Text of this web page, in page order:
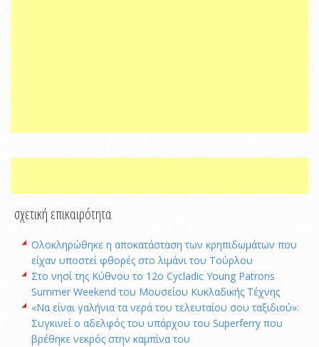
σχετική επικαιρότητα
Oλοκληρώθηκε η αποκατάσταση των κρηπιδωμάτων που
είχαν υποστεί φθορές στο λιμάνι του Τούρλου
Στο νησί της Κύθνου το 12ο Cycladic Young Patrons
Summer Weekend του Μουσείου Κυκλαδικής Τέχνης
«Να είναι γαλήνια τα νερά του τελευταίου σου ταξιδιού»:
Συγκινεί ο αδελφός του υπάρχου του Superferry που
βρέθηκε νεκρός στην καμπίνα του